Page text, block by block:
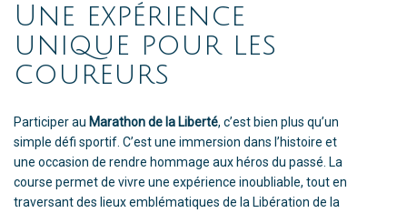
Une expérience
unique pour les
coureurs
Participer au Marathon de la Liberté, c’est bien plus qu’un
simple défi sportif. C’est une immersion dans l’histoire et
une occasion de rendre hommage aux héros du passé. La
course permet de vivre une expérience inoubliable, tout en
traversant des lieux emblématiques de la Libération de la